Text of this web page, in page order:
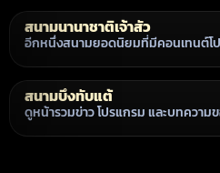
สนามนานาชาติเจ้าสัว
อีกหนึ่งสนามยอดนิยมที่มีคอนเทนต์โ
สนามบึงทับแต้
ดูหน้ารวมข่าว โปรแกรม และบทควา